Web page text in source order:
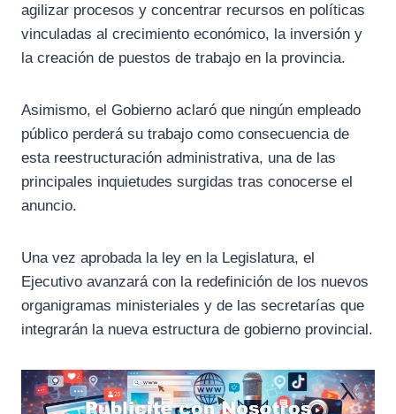
agilizar procesos y concentrar recursos en políticas
vinculadas al crecimiento económico, la inversión y
la creación de puestos de trabajo en la provincia.
Asimismo, el Gobierno aclaró que ningún empleado
público perderá su trabajo como consecuencia de
esta reestructuración administrativa, una de las
principales inquietudes surgidas tras conocerse el
anuncio.
Una vez aprobada la ley en la Legislatura, el
Ejecutivo avanzará con la redefinición de los nuevos
organigramas ministeriales y de las secretarías que
integrarán la nueva estructura de gobierno provincial.